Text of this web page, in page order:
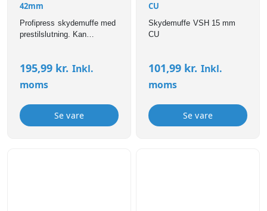
42mm
Profipress skydemuffe med
prestilslutning. Kan
køleinstallationer. Profipress
Contur som sikrer, at
samlinger er synligt utætte
ved manglende presning.
195,99 kr. Inkl.
moms
Se vare
CU
Skydemuffe VSH 15 mm
CU
101,99 kr. Inkl.
moms
Se vare